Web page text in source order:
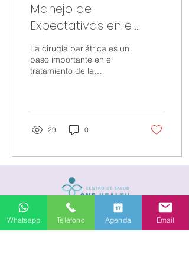
Manejo de
Expectativas en el
Proceso Pre y Post
Operatorio en Cirugía
Bariátrica
La cirugía bariátrica es un
paso importante en el
tratamiento de la
29 0
Contacto
Whatsapp Teléfono Agenda Email